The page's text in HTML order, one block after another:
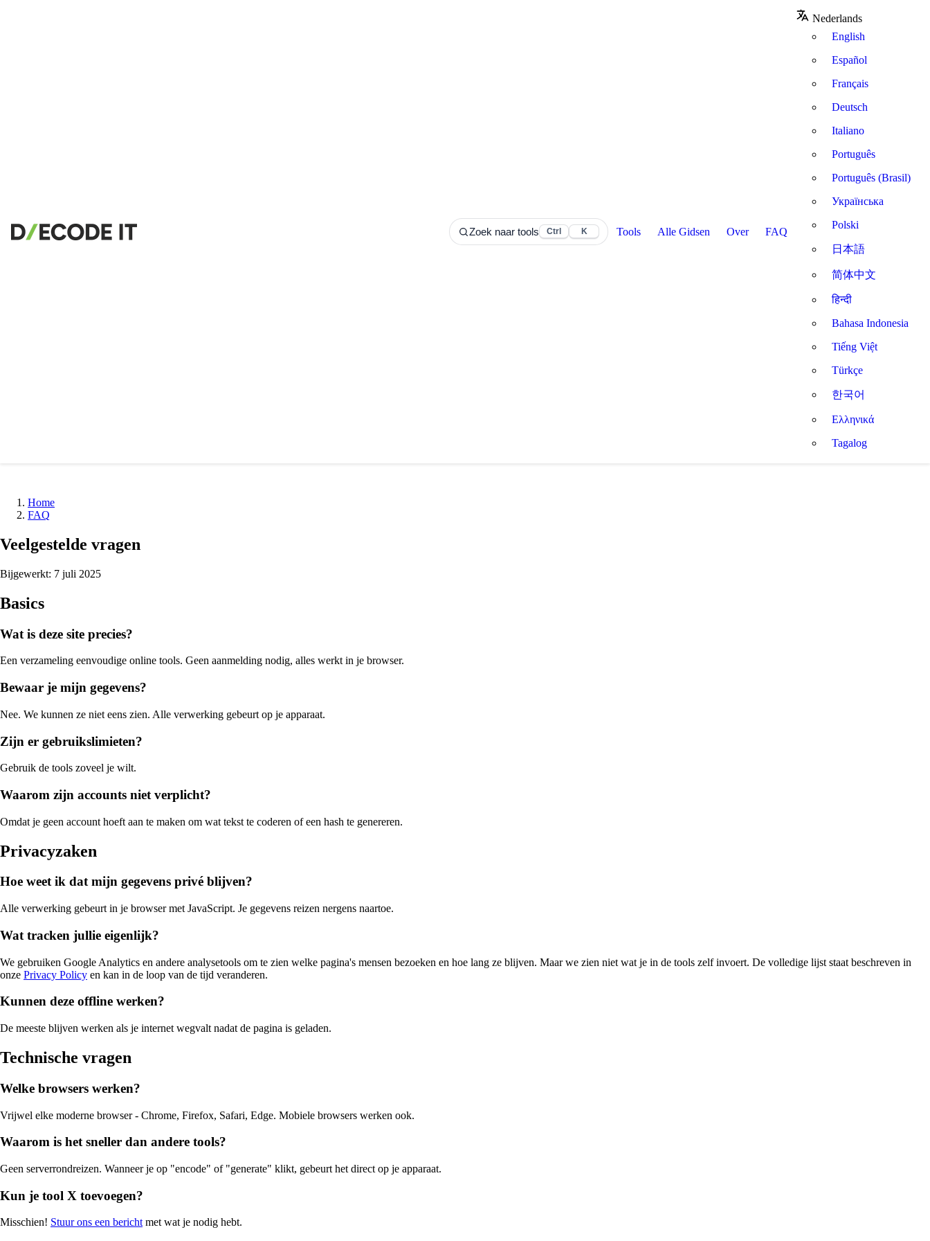
Zoek naar tools Ctrl K Tools Alle Gidsen Over FAQ
Nederlands
English
Español
Français
Deutsch
Italiano
Português
Português (Brasil)
Українська
Polski
日本語
简体中文
हिन्दी
Bahasa Indonesia
Tiếng Việt
Türkçe
한국어
Ελληνικά
Tagalog
Home
FAQ
Veelgestelde vragen
Bijgewerkt: 7 juli 2025
Basics
Wat is deze site precies?
Een verzameling eenvoudige online tools. Geen aanmelding nodig, alles werkt in je browser.
Bewaar je mijn gegevens?
Nee. We kunnen ze niet eens zien. Alle verwerking gebeurt op je apparaat.
Zijn er gebruikslimieten?
Gebruik de tools zoveel je wilt.
Waarom zijn accounts niet verplicht?
Omdat je geen account hoeft aan te maken om wat tekst te coderen of een hash te genereren.
Privacyzaken
Hoe weet ik dat mijn gegevens privé blijven?
Alle verwerking gebeurt in je browser met JavaScript. Je gegevens reizen nergens naartoe.
Wat tracken jullie eigenlijk?
We gebruiken Google Analytics en andere analysetools om te zien welke pagina's mensen bezoeken en hoe lang ze blijven. Maar we zien niet wat je in de tools zelf invoert. De volledige lijst staat beschreven in
onze Privacy Policy en kan in de loop van de tijd veranderen.
Kunnen deze offline werken?
De meeste blijven werken als je internet wegvalt nadat de pagina is geladen.
Technische vragen
Welke browsers werken?
Vrijwel elke moderne browser - Chrome, Firefox, Safari, Edge. Mobiele browsers werken ook.
Waarom is het sneller dan andere tools?
Geen serverrondreizen. Wanneer je op "encode" of "generate" klikt, gebeurt het direct op je apparaat.
Kun je tool X toevoegen?
Misschien! Stuur ons een berichtmet wat je nodig hebt.